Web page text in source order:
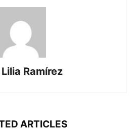
Ramírez
ARTICLES